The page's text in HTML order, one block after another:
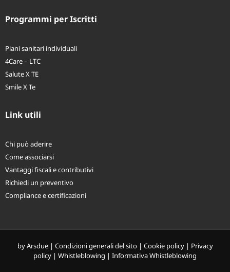
Programmi per Iscritti
Piani sanitari individuali
4Care – LTC
Salute X TE
Smile X Te
Link utili
Chi può aderire
Come associarsi
Vantaggi fiscali e contributivi
Richiedi un preventivo
Compliance e certificazioni
byArsdue| Condizioni generali del sito| Cookie policy| Privacy
policy | Whistleblowing | Informativa Whistleblowing